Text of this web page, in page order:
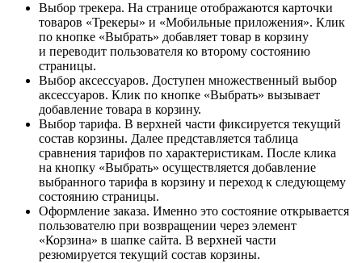
Выбор трекера. На странице отображаются карточки
товаров «Трекеры» и «Мобильные приложения». Клик
по кнопке «Выбрать» добавляет товар в корзину
и переводит пользователя ко второму состоянию
страницы.
Выбор аксессуаров. Доступен множественный выбор
аксессуаров. Клик по кнопке «Выбрать» вызывает
добавление товара в корзину.
Выбор тарифа. В верхней части фиксируется текущий
состав корзины. Далее представляется таблица
сравнения тарифов по характеристикам. После клика
на кнопку «Выбрать» осуществляется добавление
выбранного тарифа в корзину и переход к следующему
состоянию страницы.
Оформление заказа. Именно это состояние открывается
пользователю при возвращении через элемент
«Корзина» в шапке сайта. В верхней части
резюмируется текущий состав корзины.